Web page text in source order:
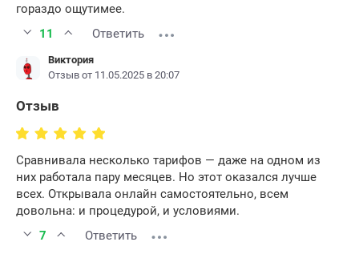
гораздо ощутимее.
11
Ответить
Виктория
Отзыв от 11.05.2025 в 20:07
Отзыв
Сравнивала несколько тарифов — даже на одном из
них работала пару месяцев. Но этот оказался лучше
всех. Открывала онлайн самостоятельно, всем
довольна: и процедурой, и условиями.
7
Ответить